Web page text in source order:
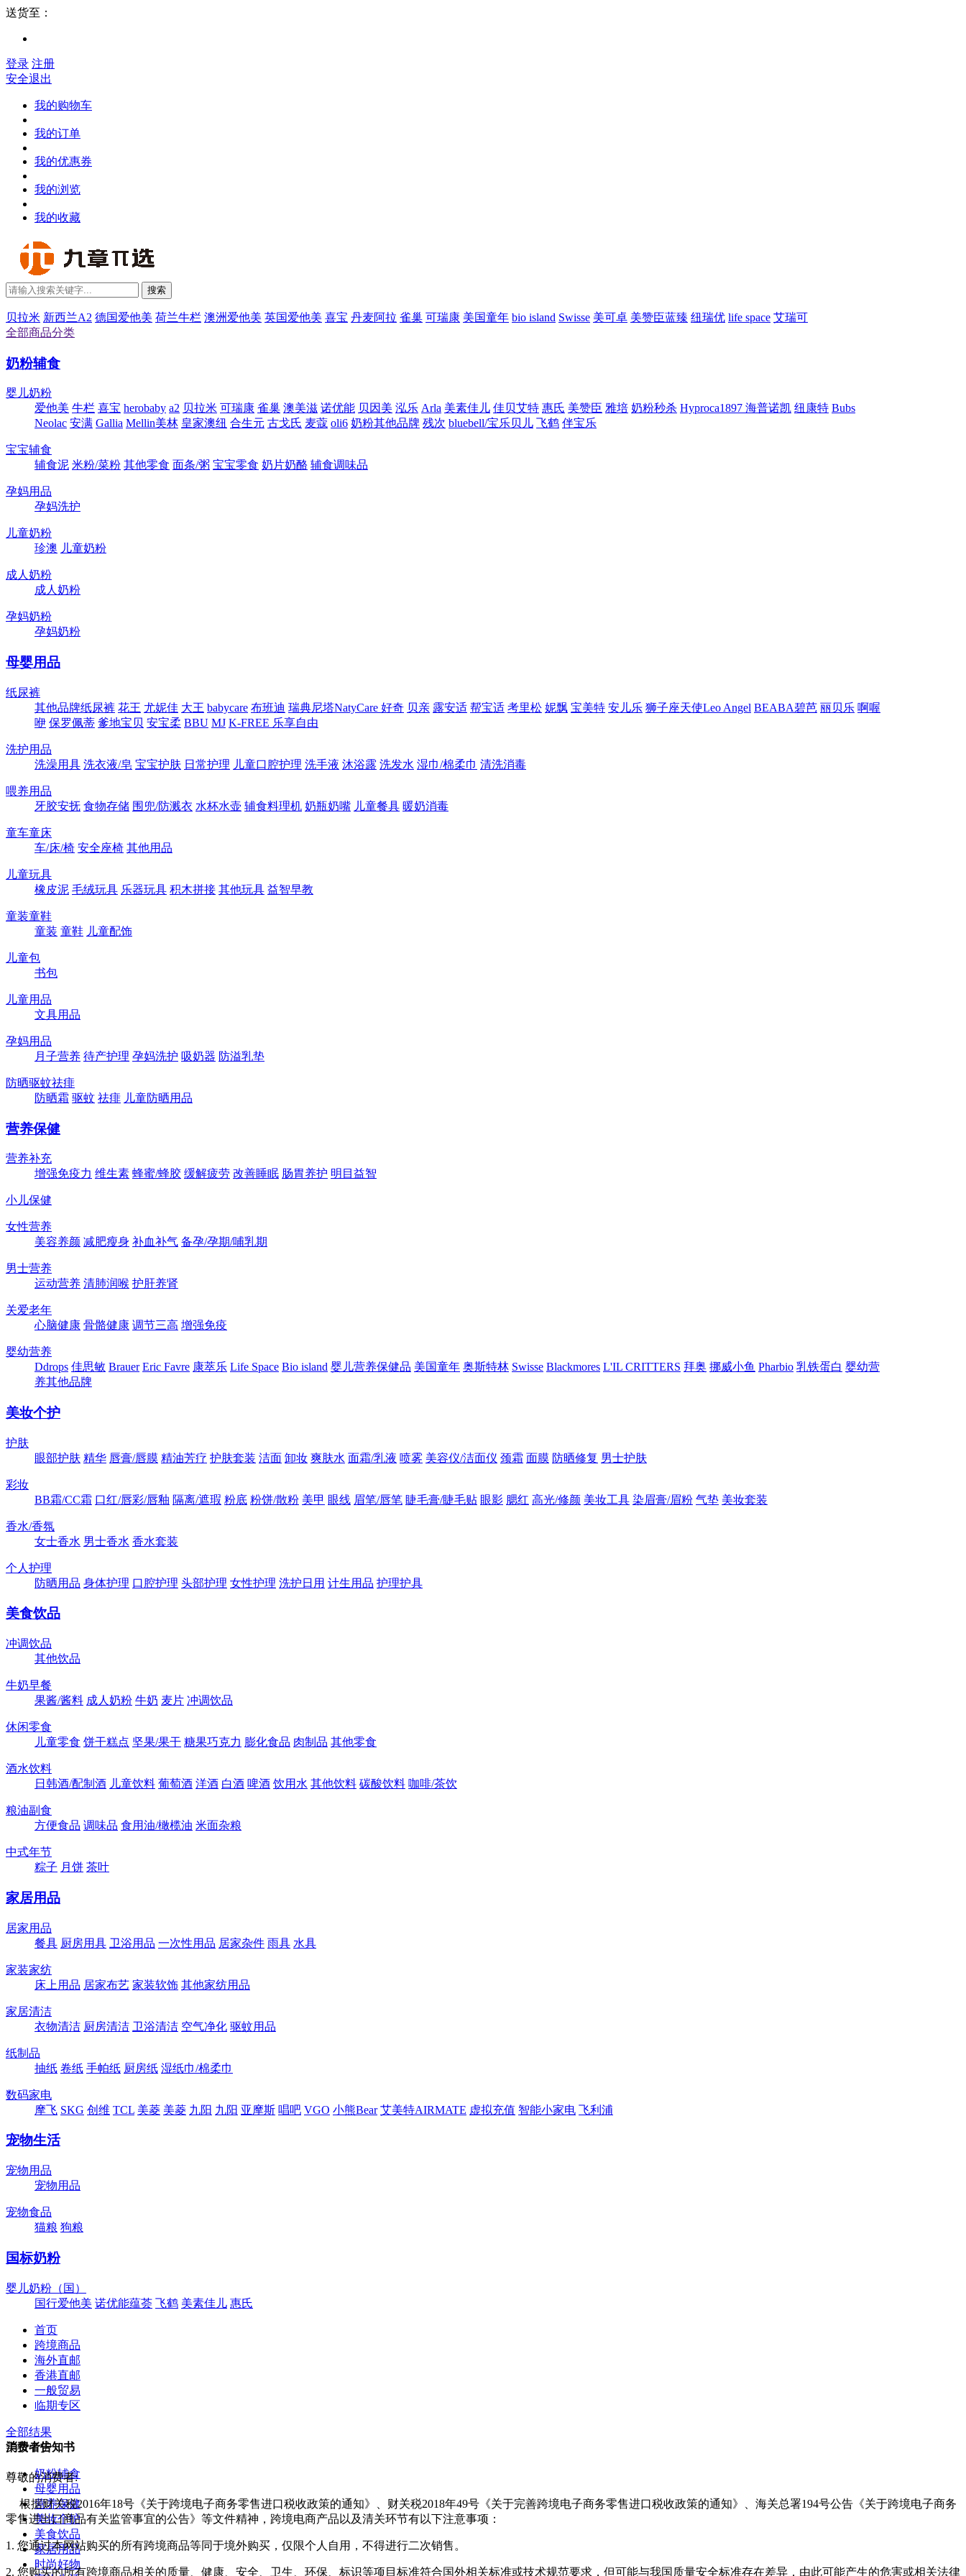
送货至：
登录 注册
安全退出
我的购物车
我的订单
我的优惠券
我的浏览
我的收藏
搜索
贝拉米 新西兰A2 德国爱他美 荷兰牛栏 澳洲爱他美 英国爱他美 喜宝 丹麦阿拉 雀巢 可瑞康 美国童年 bio island Swisse 美可卓 美赞臣蓝臻 纽瑞优 life space 艾瑞可
全部商品分类
奶粉辅食
婴儿奶粉
爱他美 牛栏 喜宝 herobaby a2 贝拉米 可瑞康 雀巢 澳美滋 诺优能 贝因美 泓乐 Arla 美素佳儿 佳贝艾特 惠氏 美赞臣 雅培 奶粉秒杀 Hyproca1897 海普诺凯 纽康特 Bubs
Neolac 安满 Gallia Mellin美林 皇家澳纽 合生元 古戈氏 麦蔻 oli6 奶粉其他品牌 残次 bluebell/宝乐贝儿 飞鹤 伴宝乐
宝宝辅食
辅食泥 米粉/菜粉 其他零食 面条/粥 宝宝零食 奶片奶酪 辅食调味品
孕妈用品
孕妈洗护
儿童奶粉
珍澳 儿童奶粉
成人奶粉
成人奶粉
孕妈奶粉
孕妈奶粉
母婴用品
纸尿裤
其他品牌纸尿裤 花王 尤妮佳 大王 babycare 布班迪 瑞典尼塔NatyCare 好奇 贝亲 露安适 帮宝适 考里松 妮飘 宝美特 安儿乐 狮子座天使Leo Angel BEABA碧芭 丽贝乐 啊喔
咿 保罗佩蒂 爹地宝贝 安宝柔 BBU MJ K-FREE 乐享自由
洗护用品
洗澡用具 洗衣液/皂 宝宝护肤 日常护理 儿童口腔护理 洗手液 沐浴露 洗发水 湿巾/棉柔巾 清洗消毒
喂养用品
牙胶安抚 食物存储 围兜/防溅衣 水杯水壶 辅食料理机 奶瓶奶嘴 儿童餐具 暖奶消毒
童车童床
车/床/椅 安全座椅 其他用品
儿童玩具
橡皮泥 毛绒玩具 乐器玩具 积木拼接 其他玩具 益智早教
童装童鞋
童装 童鞋 儿童配饰
儿童包
书包
儿童用品
文具用品
孕妈用品
月子营养 待产护理 孕妈洗护 吸奶器 防溢乳垫
防晒驱蚊祛痱
防晒霜 驱蚊 祛痱 儿童防晒用品
营养保健
营养补充
增强免疫力 维生素 蜂蜜/蜂胶 缓解疲劳 改善睡眠 肠胃养护 明目益智
小儿保健
女性营养
美容养颜 减肥瘦身 补血补气 备孕/孕期/哺乳期
男士营养
运动营养 清肺润喉 护肝养肾
关爱老年
心脑健康 骨骼健康 调节三高 增强免疫
婴幼营养
Ddrops 佳思敏 Brauer Eric Favre 康萃乐 Life Space Bio island 婴儿营养保健品 美国童年 奥斯特林 Swisse Blackmores L'IL CRITTERS 拜奥 挪威小鱼 Pharbio 乳铁蛋白 婴幼营
养其他品牌
美妆个护
护肤
眼部护肤 精华 唇膏/唇膜 精油芳疗 护肤套装 洁面 卸妆 爽肤水 面霜/乳液 喷雾 美容仪/洁面仪 颈霜 面膜 防晒修复 男士护肤
彩妆
BB霜/CC霜 口红/唇彩/唇釉 隔离/遮瑕 粉底 粉饼/散粉 美甲 眼线 眉笔/唇笔 睫毛膏/睫毛贴 眼影 腮红 高光/修颜 美妆工具 染眉膏/眉粉 气垫 美妆套装
香水/香氛
女士香水 男士香水 香水套装
个人护理
防晒用品 身体护理 口腔护理 头部护理 女性护理 洗护日用 计生用品 护理护具
美食饮品
冲调饮品
其他饮品
牛奶早餐
果酱/酱料 成人奶粉 牛奶 麦片 冲调饮品
休闲零食
儿童零食 饼干糕点 坚果/果干 糖果巧克力 膨化食品 肉制品 其他零食
酒水饮料
日韩酒/配制酒 儿童饮料 葡萄酒 洋酒 白酒 啤酒 饮用水 其他饮料 碳酸饮料 咖啡/茶饮
粮油副食
方便食品 调味品 食用油/橄榄油 米面杂粮
中式年节
粽子 月饼 茶叶
家居用品
居家用品
餐具 厨房用具 卫浴用品 一次性用品 居家杂件 雨具 水具
家装家纺
床上用品 居家布艺 家装软饰 其他家纺用品
家居清洁
衣物清洁 厨房清洁 卫浴清洁 空气净化 驱蚊用品
纸制品
抽纸 卷纸 手帕纸 厨房纸 湿纸巾/棉柔巾
数码家电
摩飞 SKG 创维 TCL 美菱 美菱 九阳 九阳 亚摩斯 唱吧 VGO 小熊Bear 艾美特AIRMATE 虚拟充值 智能小家电 飞利浦
宠物生活
宠物用品
宠物用品
宠物食品
猫粮 狗粮
国标奶粉
婴儿奶粉（国）
国行爱他美 诺优能蕴荟 飞鹤 美素佳儿 惠氏
首页
跨境商品
海外直邮
香港直邮
一般贸易
临期专区
消费者告知书
尊敬的消费者:
根据财关税2016年18号《关于跨境电子商务零售进口税收政策的通知》、财关税2018年49号《关于完善跨境电子商务零售进口税收政策的通知》、海关总署194号公告《关于跨境电子商务
零售进出口商品有关监管事宜的公告》等文件精神，跨境电商产品以及清关环节有以下注意事项：
1. 您通过本网站购买的所有跨境商品等同于境外购买，仅限个人自用，不得进行二次销售。
2. 您购买的所有跨境商品相关的质量、健康、安全、卫生、环保、标识等项目标准符合国外相关标准或技术规范要求，但可能与我国质量安全标准存在差异，由此可能产生的危害或相关法律
全部结果
美妆个护
奶粉辅食
母婴用品
营养保健
美妆个护
美食饮品
家居用品
时尚好物